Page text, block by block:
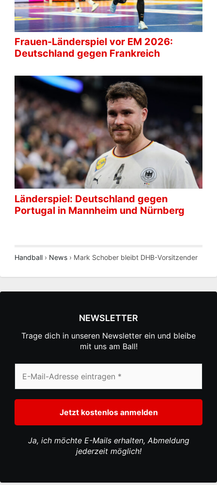
Frauen-Länderspiel vor EM 2026:
Deutschland gegen Frankreich
Länderspiel: Deutschland gegen
Portugal in Mannheim und Nürnberg
Handball › News › Mark Schober bleibt DHB-Vorsitzender
NEWSLETTER
Trage dich in unseren Newsletter ein und bleibe
mit uns am Ball!
Ja, ich möchte E-Mails erhalten, Abmeldung
jederzeit möglich!